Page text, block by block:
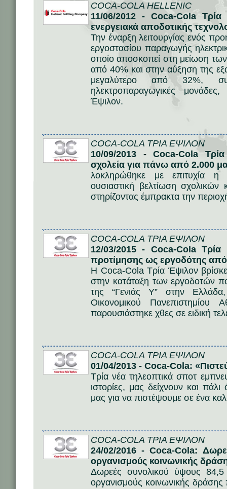
COCA-COLA HELLENIC
11/06/2012 - Coca-Cola
ενεργειακά αποδοτικής
Την έναρξη λειτουργίας ενός
εργοστασίου παραγωγής
οποίο αποσκοπεί στη μείωση
από 40% και στην αύξηση της
μεγαλύτερο από 32%,
ηλεκτροπαραγωγικές
Έψιλον.
COCA-COLA ΤΡΙΑ ΕΨΙΛΟΝ
10/09/2013 - Coca-Cola
σχολεία για πάνω από 2.000
λοκληρώθηκε με επιτυχία η
ουσιαστική βελτίωση
στηρίζοντας έμπρακτα την
COCA-COLA ΤΡΙΑ ΕΨΙΛΟΝ
12/03/2015 - Coca-Cola Τρία
προτίμησης ως εργοδότης από
Η Coca-Cola Τρία Έψιλον
στην κατάταξη των εργοδοτών
της “Γενιάς Y” στην
Οικονομικού
παρουσιάστηκε χθες σε ειδική
COCA-COLA ΤΡΙΑ ΕΨΙΛΟΝ
01/04/2013 - Coca-Cola:
Τρία νέα τηλεοπτικά σποτ
ιστορίες, μας δείχνουν και
μας για να πιστέψουμε σε ένα
COCA-COLA ΤΡΙΑ ΕΨΙΛΟΝ
24/02/2016 - Coca-Cola:
οργανισμούς κοινωνικής
Δωρεές συνολικού ύψους
οργανισμούς κοινωνικής